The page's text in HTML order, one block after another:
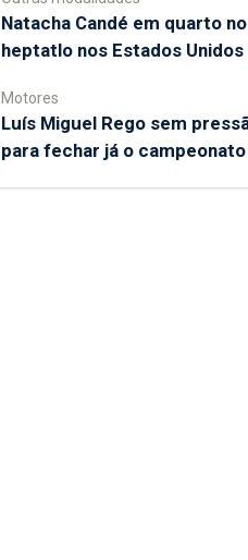
Natacha Candé em quarto no
heptatlo nos Estados Unidos
Motores
Luís Miguel Rego sem
para fechar já o campeonato